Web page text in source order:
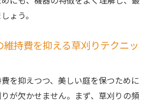
ょう。
持費を抑える草刈りテクニッ
を抑えつつ、美しい庭を保つために
が欠かせません。まず、草刈りの頻